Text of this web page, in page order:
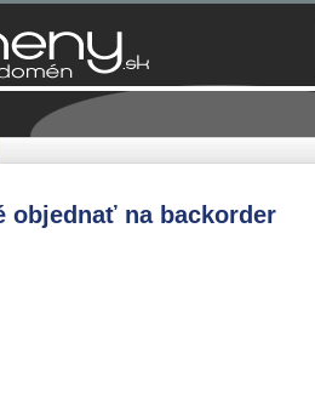
objednať na backorder